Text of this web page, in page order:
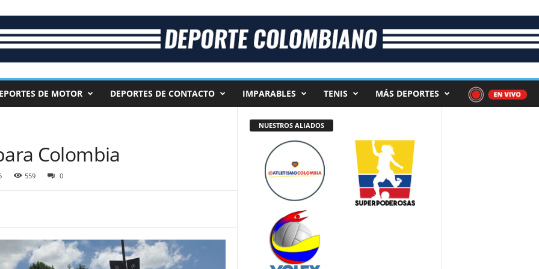
DE MOTOR DEPORTES DE CONTACTO IMPARABLES TENIS MÁS DEPORTES
Colombia
559 0
NUESTROS ALIADOS